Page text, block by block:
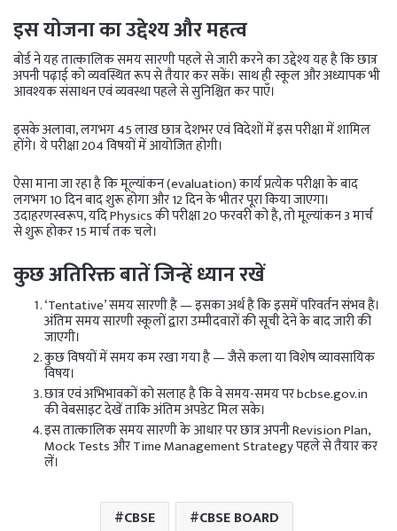
इस योजना का उद्देश्य और महत्व
बोर्ड ने यह तात्कालिक समय सारणी पहले से जारी करने का उद्देश्य यह है कि छात्र
अपनी पढ़ाई को व्यवस्थित रूप से तैयार कर सकें। साथ ही स्कूल और अध्यापक भी
आवश्यक संसाधन एवं व्यवस्था पहले से सुनिश्चित कर पाएँ।
इसके अलावा, लगभग 45 लाख छात्र देशभर एवं विदेशों में इस परीक्षा में शामिल
होंगे। ये परीक्षा 204 विषयों में आयोजित होगी।
ऐसा माना जा रहा है कि मूल्यांकन (evaluation) कार्य प्रत्येक परीक्षा के बाद
लगभग 10 दिन बाद शुरू होगा और 12 दिन के भीतर पूरा किया जाएगा।
उदाहरणस्वरूप, यदि Physics की परीक्षा 20 फरवरी को है, तो मूल्यांकन 3 मार्च
से शुरू होकर 15 मार्च तक चले।
कुछ अतिरिक्त बातें जिन्हें ध्यान रखें
‘Tentative’ समय सारणी है — इसका अर्थ है कि इसमें परिवर्तन संभव है।
अंतिम समय सारणी स्कूलों द्वारा उम्मीदवारों की सूची देने के बाद जारी की
जाएगी।
कुछ विषयों में समय कम रखा गया है — जैसे कला या विशेष व्यावसायिक
विषय।
छात्र एवं अभिभावकों को सलाह है कि वे समय-समय पर bcbse.gov.in
की वेबसाइट देखें ताकि अंतिम अपडेट मिल सके।
इस तात्कालिक समय सारणी के आधार पर छात्र अपनी Revision Plan,
Mock Tests और Time Management Strategy पहले से तैयार कर
लें।
CBSE
CBSE BOARD